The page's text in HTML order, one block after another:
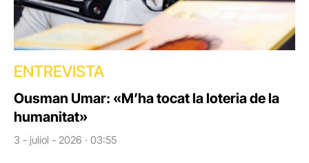
ENTREVISTA
Ousman Umar: «M’ha tocat la loteria de la
humanitat»
3 - juliol - 2026 · 03:55